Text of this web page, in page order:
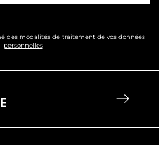
des modalités de traitement de vos données
personnelles